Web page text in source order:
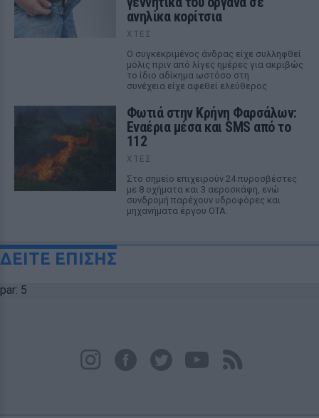
ανηλίκα κορίτσια
ΧΤΕΣ
Ο συγκεκριμένος άνδρας είχε συλληφθεί
μόλις πριν από λίγες ημέρες για ακριβώς
το ίδιο αδίκημα ωστόσο στη
συνέχεια είχε αφεθεί ελεύθερος
Φωτιά στην Κρήνη Φαρσάλων:
Εναέρια μέσα και SMS από το
112
ΧΤΕΣ
Στο σημείο επιχειρούν 24 πυροσβέστες
με 8 οχήματα και 3 αεροσκάφη, ενώ
συνδρομή παρέχουν υδροφόρες και
μηχανήματα έργου ΟΤΑ.
ΔΕΙΤΕ ΕΠΙΣΗΣ
par: 5